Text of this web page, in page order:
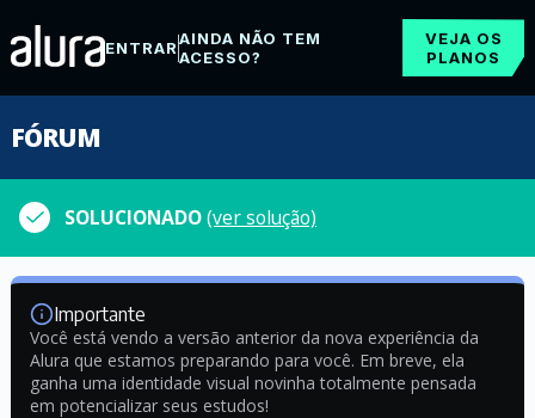
ENTRARAINDA NÃO TEM
ACESSO?
VEJA OS
PLANOS
FÓRUM
SOLUCIONADO(ver solução)
Importante
Você está vendo a versão anterior da nova experiência da
Alura que estamos preparando para você. Em breve, ela
ganha uma identidade visual novinha totalmente pensada
em potencializar seus estudos!